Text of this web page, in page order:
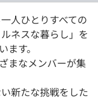
人ひとりすべての
ネスな暮らし」を
す。
まなメンバーが集
新たな挑戦をした